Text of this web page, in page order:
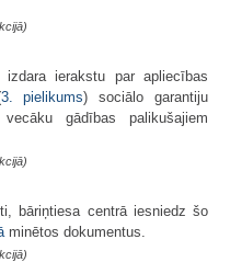
ierakstu par apliecības
3. pielikums) sociālo garantiju
gādības palikušajiem
bāriņtiesa centrā iesniedz šo
minētos dokumentus.